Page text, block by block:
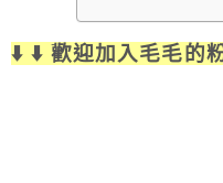
⬇️ ⬇️ 歡迎加入毛毛的